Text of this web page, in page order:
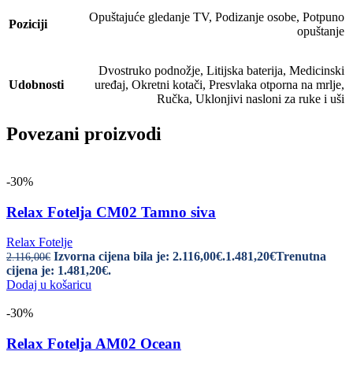
Poziciji
Opuštajuće gledanje TV, Podizanje osobe, Potpuno
opuštanje
Udobnosti
Dvostruko podnožje, Litijska baterija, Medicinski
uređaj, Okretni kotači, Presvlaka otporna na mrlje,
Ručka, Uklonjivi nasloni za ruke i uši
Povezani proizvodi
-30%
Relax Fotelja CM02 Tamno siva
Relax Fotelje
2.116,00€ Izvorna cijena bila je: 2.116,00€.1.481,20€Trenutna
cijena je: 1.481,20€.
Dodaj u košaricu
-30%
Relax Fotelja AM02 Ocean